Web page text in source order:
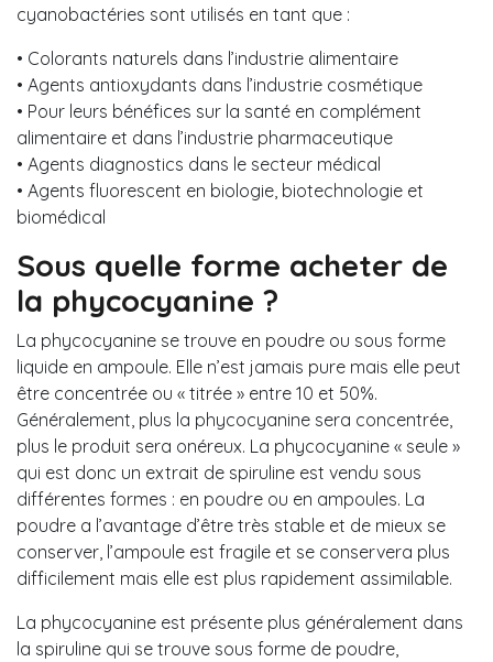
cyanobactéries sont utilisés en tant que :
• Colorants naturels dans l’industrie alimentaire
• Agents antioxydants dans l’industrie cosmétique
• Pour leurs bénéfices sur la santé en complément
alimentaire et dans l’industrie pharmaceutique
• Agents diagnostics dans le secteur médical
• Agents fluorescent en biologie, biotechnologie et
biomédical
Sous quelle forme acheter de
la phycocyanine ?
La phycocyanine se trouve en poudre ou sous forme
liquide en ampoule. Elle n’est jamais pure mais elle peut
être concentrée ou « titrée » entre 10 et 50%.
Généralement, plus la phycocyanine sera concentrée,
plus le produit sera onéreux. La phycocyanine « seule »
qui est donc un extrait de spiruline est vendu sous
différentes formes : en poudre ou en ampoules. La
poudre a l’avantage d’être très stable et de mieux se
conserver, l’ampoule est fragile et se conservera plus
difficilement mais elle est plus rapidement assimilable.
La phycocyanine est présente plus généralement dans
la spiruline qui se trouve sous forme de poudre,